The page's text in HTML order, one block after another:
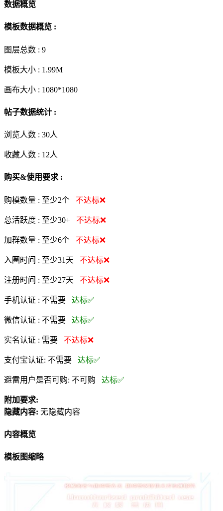
数据概览
模板数据概览 :
图层总数 : 9
模板大小 : 1.99M
画布大小 : 1080*1080
帖子数据统计 :
浏览人数 : 30人
收藏人数 : 12人
购买&使用要求 :
购模数量 : 至少2个 不达标❌
总活跃度 : 至少30+ 不达标❌
加群数量 : 至少6个 不达标❌
入圈时间 : 至少31天 不达标❌
注册时间 : 至少27天 不达标❌
手机认证 : 不需要 达标✅
微信认证 : 不需要 达标✅
实名认证 : 需要 不达标❌
支付宝认证: 不需要 达标✅
避雷用户是否可购: 不可购 达标✅
附加要求:
隐藏内容: 无隐藏内容
内容概览
模板图缩略